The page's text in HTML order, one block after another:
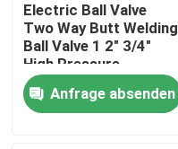
Zu Hause
Electric Ball Valve
Two Way Butt Welding
Ball Valve 1 2" 3/4"
High Pressure
Anfrage absenden